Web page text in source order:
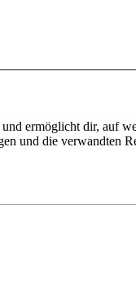
ermöglicht dir, auf
und die verwandten